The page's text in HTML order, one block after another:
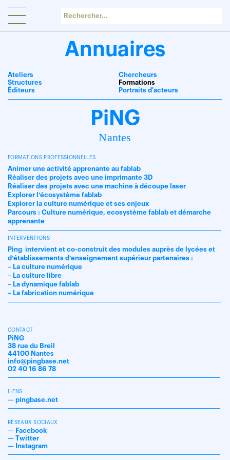
Annuaires
Ateliers
Structures
Éditeurs
Chercheurs
Formations
Portraits d'acteurs
PiNG
Nantes
FORMATIONS PROFESSIONNELLES
Animer une activité apprenante au fablab
Réaliser des projets avec une imprimante 3D
Réaliser des projets avec une machine à découpe laser
Explorer l‘écosystème fablab
Explorer la culture numérique et ses enjeux
Parcours : Culture numérique, ecosystème fablab et démarche
apprenante
INTERVENTIONS
Ping intervient et co-construit des modules auprès de lycées et
d’établissements d’enseignement supérieur partenaires :
– La culture numérique
– La culture libre
– La dynamique fablab
– La fabrication numérique
CONTACT
PiNG
38 rue du Breil
44100 Nantes
info@pingbase.net
02 40 16 86 78
LIENS
— pingbase.net
RÉSEAUX SOCIAUX
— Facebook
— Twitter
— Instagram